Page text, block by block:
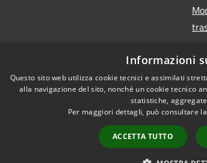
Informazioni
Questo sito web utilizza cookie tecnici e assimilati
alla navigazione del sito, nonché un cookie tecnico
statistiche,
Per maggiori dettagli, può consultare
ACCETTA TUTTO